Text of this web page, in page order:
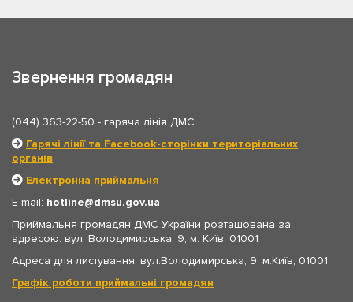
Звернення громадян
(044) 363-22-50 - гаряча лінія ДМС
Гарячі лінії та Facebook-сторінки територіальних
органів
Електронна приймальня
E-mail: hotline
dmsu.gov.ua
Приймальня громадян ДМС України розташована за
адресою: вул. Володимирська, 9, м. Київ, 01001
Адреса для листування: вул.Володимирська, 9, м.Київ, 01001
Графік роботи приймальні громадян